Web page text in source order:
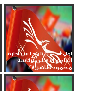
اول اجتماع لمجلس ادارة
النادى الاهلى برئاسة
محمود طاهر_27